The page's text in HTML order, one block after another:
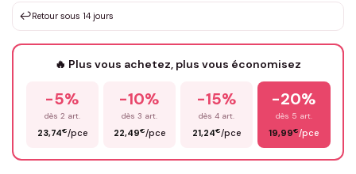
Votre texte / idée*
Prénom*
↩️Retour sous 14 jours
🔥 Plus vous achetez, plus vous économisez
-5%
dès 2 art.
23,74€/pce
-10%
dès 3 art.
22,49€/pce
-15%
dès 4 art.
21,24€/pce
-20%
dès 5 art.
19,99€/pce